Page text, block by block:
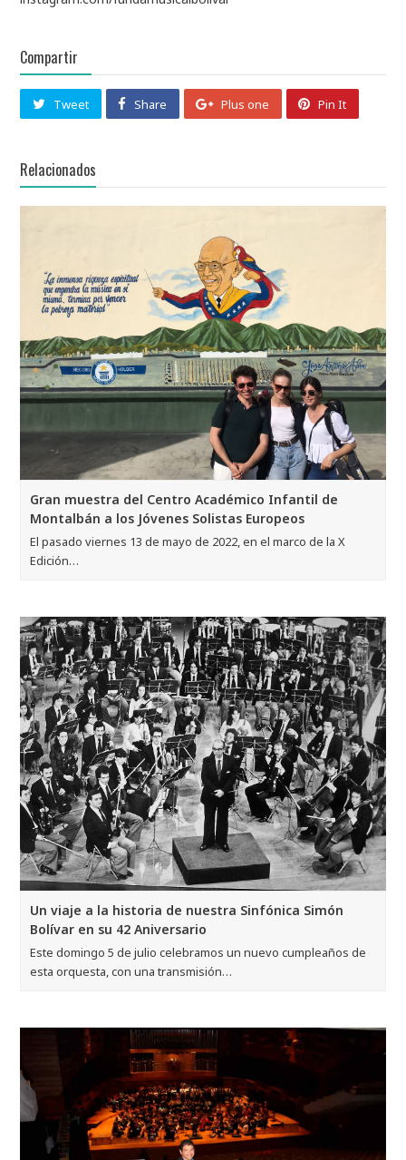
Compartir
Tweet Share Plus one Pin It
Relacionados
Gran muestra del Centro Académico Infantil de
Montalbán a los Jóvenes Solistas Europeos
El pasado viernes 13 de mayo de 2022, en el marco de la X
Edición…
Un viaje a la historia de nuestra Sinfónica Simón
Bolívar en su 42 Aniversario
Este domingo 5 de julio celebramos un nuevo cumpleaños de
esta orquesta, con una transmisión…